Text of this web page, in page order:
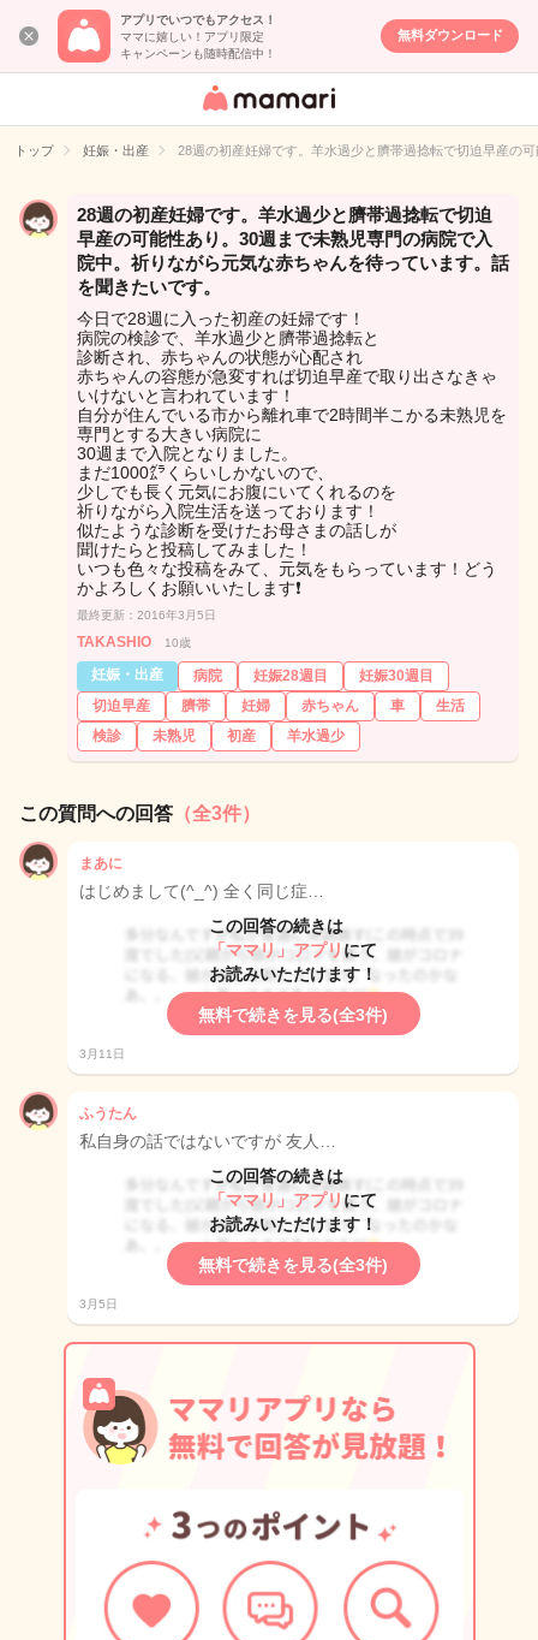
アプリでいつでもアクセス！
ママに嬉しい！アプリ限定
キャンペーンも随時配信中！
無料ダウンロード
女性専用匿名QA
イト
トップ 妊娠・出産 28週の初産妊婦です。羊水過少と臍帯過捻転で切迫早産の
28週の初産妊婦です。羊水過少と臍帯過捻転で切迫
早産の可能性あり。30週まで未熟児専門の病院で入
院中。祈りながら元気な赤ちゃんを待っています。話
を聞きたいです。
今日で28週に入った初産の妊婦です！
病院の検診で、羊水過少と臍帯過捻転と
診断され、赤ちゃんの状態が心配され
赤ちゃんの容態が急変すれば切迫早産で取り出さなきゃ
いけないと言われています！
自分が住んでいる市から離れ車で2時間半こかる未熟児を
専門とする大きい病院に
30週まで入院となりました。
まだ1000㌘くらいしかないので、
少しでも長く元気にお腹にいてくれるのを
祈りながら入院生活を送っております！
似たような診断を受けたお母さまの話しが
聞けたらと投稿してみました！
いつも色々な投稿をみて、元気をもらっています！どう
かよろしくお願いいたします❗
最終更新：2016年3月5日
TAKASHIO 10歳
妊娠・出産 病院 妊娠28週目
妊娠30週目
切迫早産
臍帯 妊婦 赤ちゃん 車
生活
検診
未熟児 初産 羊水過少
この質問への回答 （全3件）
まあに
はじめまして(^_^) 全く同じ症…
この回答の続きは
「ママリ」アプリ にて
お読みいただけます！
無料で続きを見る(全3件)
3月11日
ふうたん
私自身の話ではないですが 友人…
この回答の続きは
「ママリ」アプリ にて
お読みいただけます！
無料で続きを見る(全3件)
3月5日